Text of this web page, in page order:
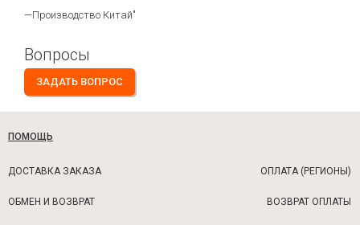
—Производство Китай"
Вопросы
ЗАДАТЬ ВОПРОС
ПОМОЩЬ
ДОСТАВКА ЗАКАЗА ОПЛАТА (РЕГИОНЫ)
ОБМЕН И ВОЗВРАТ ВОЗВРАТ ОПЛАТЫ